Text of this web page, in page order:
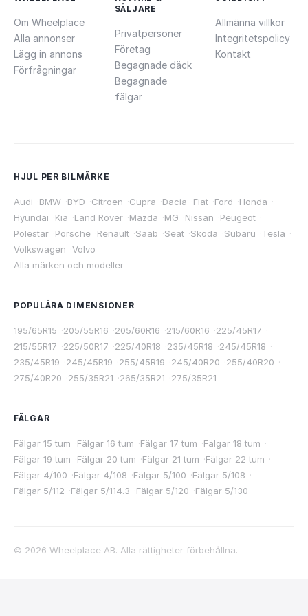
Om Wheelplace
Alla annonser
Lägg in annons
Förfrågningar
SÄLJARE
Privatpersoner
Företag
Begagnade däck
Begagnade
fälgar
Allmänna villkor
Integritetspolicy
Kontakt
HJUL PER BILMÄRKE
Audi ·BMW ·BYD ·Citroen ·Cupra ·Dacia ·Fiat ·Ford ·Honda ·
Hyundai ·Kia ·Land Rover ·Mazda ·MG ·Nissan ·Peugeot ·
Polestar ·Porsche ·Renault ·Saab ·Seat ·Skoda ·Subaru ·Tesla ·
Volkswagen ·Volvo
Alla märken och modeller
POPULÄRA DIMENSIONER
195/65R15 ·205/55R16 ·205/60R16 ·215/60R16 ·225/45R17 ·
215/55R17 ·225/50R17 ·225/40R18 ·235/45R18 ·245/45R18 ·
235/45R19 ·245/45R19 ·255/45R19 ·245/40R20 ·255/40R20 ·
275/40R20 ·255/35R21 ·265/35R21 ·275/35R21
FÄLGAR
Fälgar 15 tum ·Fälgar 16 tum ·Fälgar 17 tum ·Fälgar 18 tum ·
Fälgar 19 tum ·Fälgar 20 tum ·Fälgar 21 tum ·Fälgar 22 tum ·
Fälgar 4/100 ·Fälgar 4/108 ·Fälgar 5/100 ·Fälgar 5/108 ·
Fälgar 5/112 ·Fälgar 5/114.3 ·Fälgar 5/120 ·Fälgar 5/130
© 2026 Wheelplace AB. Alla rättigheter förbehållna.